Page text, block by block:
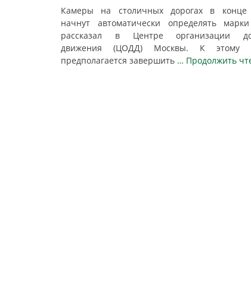
Камеры на столичных дорогах в конце
начнут автоматически определять
рассказал в Центре организации
движения (ЦОДД) Москвы. К этому
предполагается завершить … Продолжить